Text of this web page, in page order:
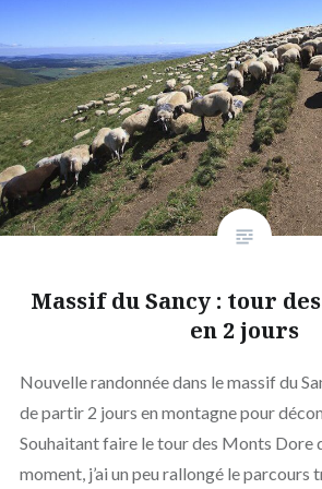
Massif du Sancy : tour
en 2 jours
Nouvelle randonnée dans le massif du
de partir 2 jours en montagne pour
Souhaitant faire le tour des Monts Dore
moment, j’ai un peu rallongé le